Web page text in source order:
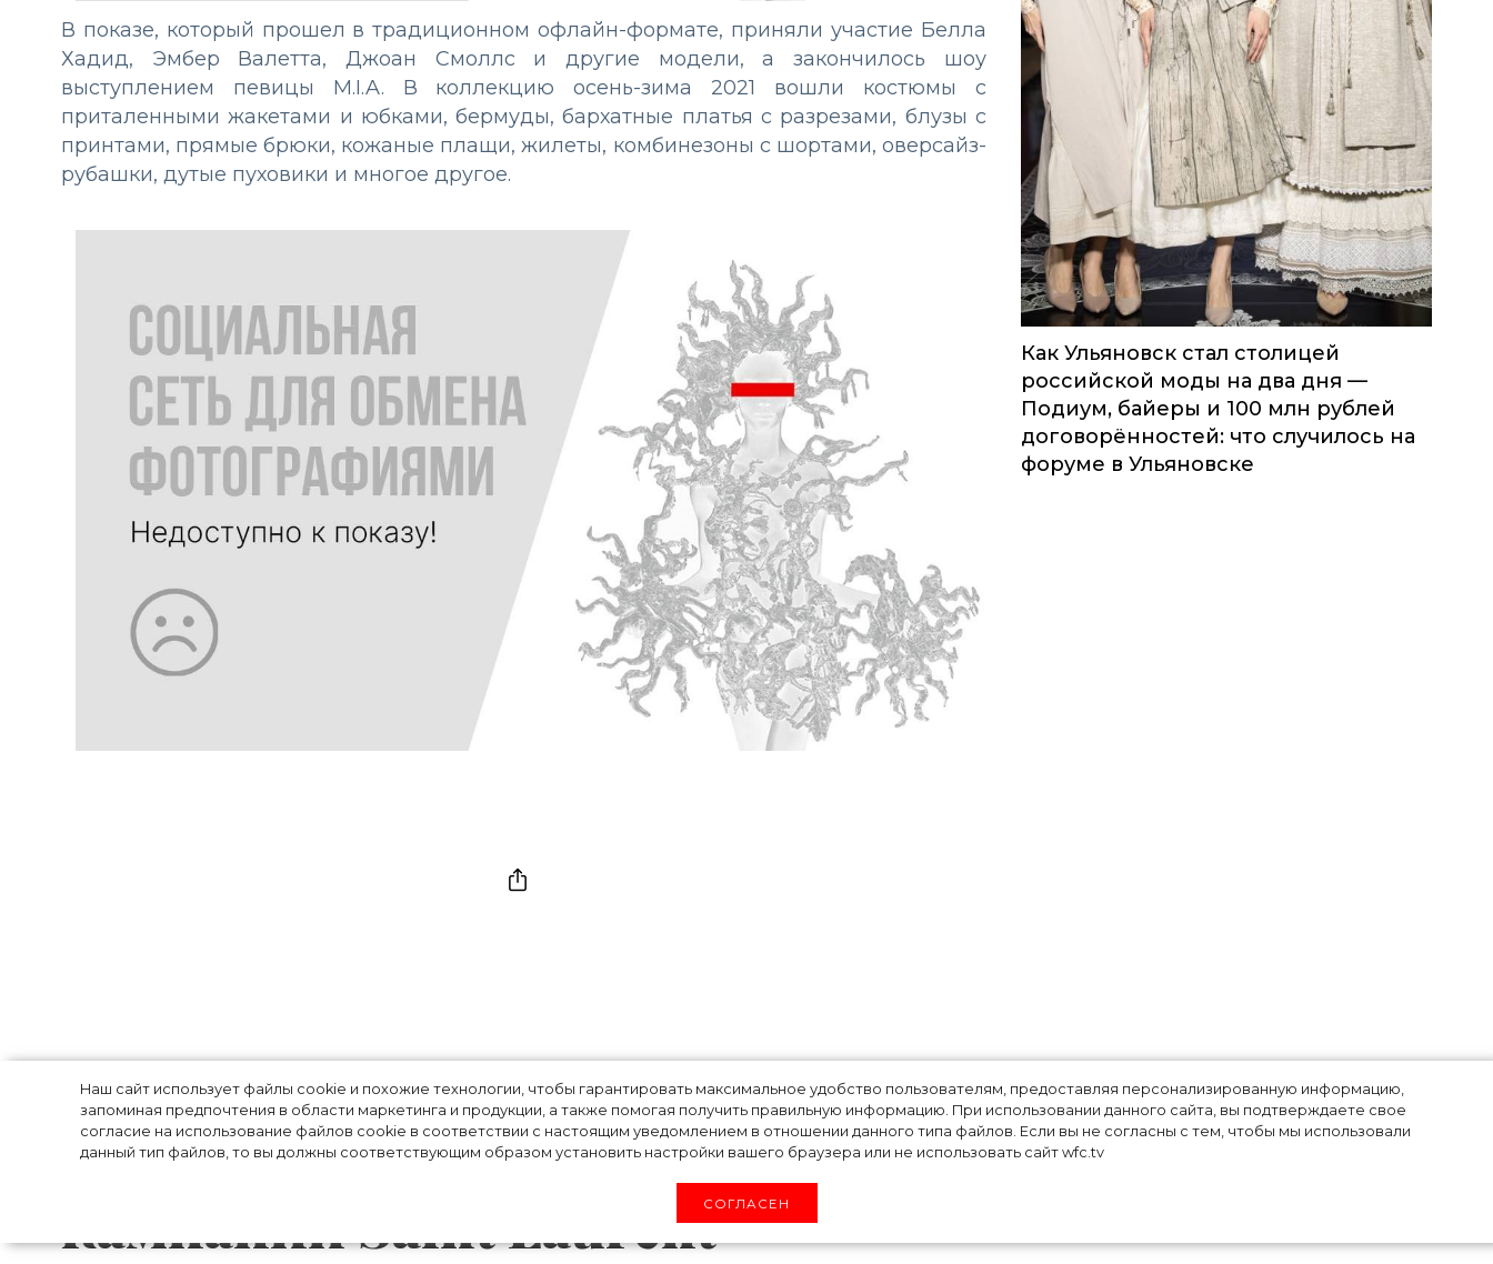
Наш сайт использует файлы cookie и похожие технологии, чтобы гарантировать максимальное удобство пользователям, предоставляя персонализированную информацию,
запоминая предпочтения в области маркетинга и продукции, а также помогая получить правильную информацию. При использовании данного сайта, вы подтверждаете свое
согласие на использование файлов cookie в соответствии с настоящим уведомлением в отношении данного типа файлов. Если вы не согласны с тем, чтобы мы использовали
данный тип файлов, то вы должны соответствующим образом установить настройки вашего браузера или не использовать сайт wfc.tv
СОГЛАСЕН
В показе, который прошел в традиционном офлайн-формате, приняли участие Белла
Хадид, Эмбер Валетта, Джоан Смоллс и другие модели, а закончилось шоу
выступлением певицы M.I.A. В коллекцию осень-зима 2021 вошли костюмы с
приталенными жакетами и юбками, бермуды, бархатные платья с разрезами, блузы с
принтами, прямые брюки, кожаные плащи, жилеты, комбинезоны с шортами, оверсайз-
рубашки, дутые пуховики и многое другое.
Как Ульяновск стал столицей
российской моды на два дня —
Подиум, байеры и 100 млн рублей
договорённостей: что случилось на
форуме в Ульяновске
Ромео Бекхэм, Хейли Бибер, Зои
Кравиц и другие в новой
кампании Saint Laurent